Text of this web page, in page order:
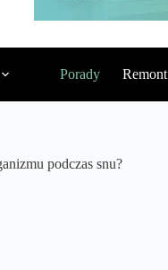
Porady Remont
podczas snu?